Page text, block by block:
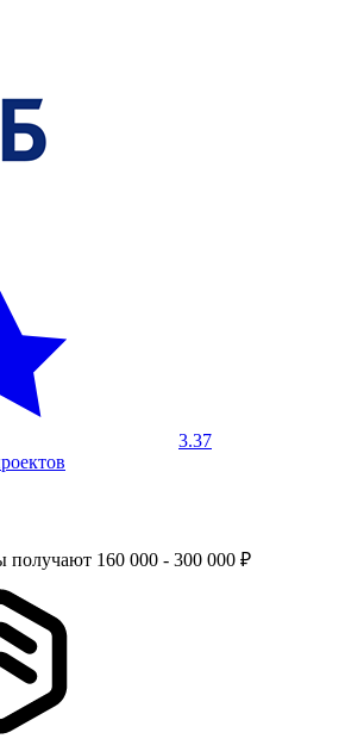
3.37
получают 160 000 - 300 000 ₽